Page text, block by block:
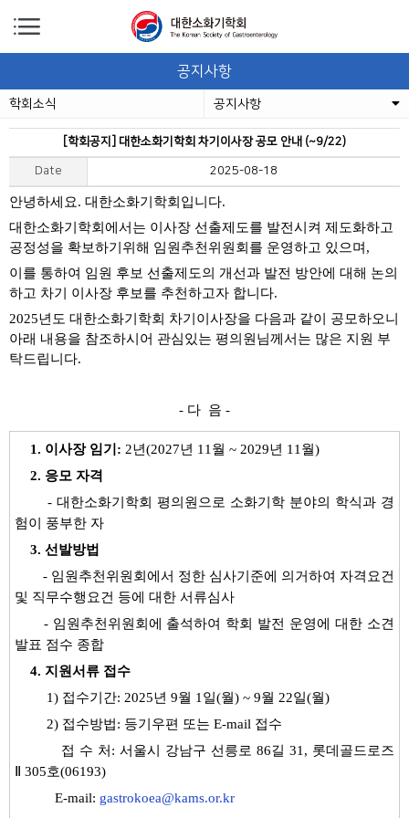
공지사항
학회소식 공지사항
[학회공지] 대한소화기학회 차기이사장 공모 안내 (~9/22)
Date 2025-08-18
안녕하세요. 대한소화기학회입니다.
대한소화기학회에서는 이사장 선출제도를 발전시켜 제도화하고
공정성을 확보하기위해 임원 추천위원회를 운영하고 있으며 ,
이를 통하여 임원 후보 선출제도의 개선과 발전 방안에 대해 논의
하고 차기 이사장 후보를 추천하고자 합니다.
2025년도 대한소화기학회 차기이사장을 다음과 같이 공모하오니
아래 내용을 참조하시어 관심있는 평의원님께서는 많은 지원 부
탁드립니다.
- 다 음 -
1. 이사장 임기 : 2년(2027년 11 월 ~ 2029년 11 월)
2. 응모 자격
-대한소화기학회 평의원으로 소화기학 분야의 학식과 경
험이 풍부한 자
3.선발방법
- 임원추천위원회에서 정한 심사기준에 의거하여 자격요건
및 직무수행요건 등에 대한 서류심사
- 임원추천위원회에 출석하여 학회 발전 운영에 대한 소견
발표 점수 종합
4. 지원서류 접수
1) 접수기간: 2025년 9월 1 일(월)~ 9월 22일(월)
2) 접수방법: 등기우편 또는 E-mail 접수
접 수 처 :서울시 강남구 선릉로 86길 31, 롯데골드로즈
305호(06193)
E-mail: gastrokoea@kams.or.kr